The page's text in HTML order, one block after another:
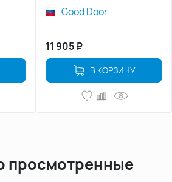
Good Door
11 905₽
В КОРЗИНУ
просмотренные